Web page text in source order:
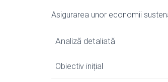
Asigurarea unor economii
Analiză detaliată
Obiectiv inițial